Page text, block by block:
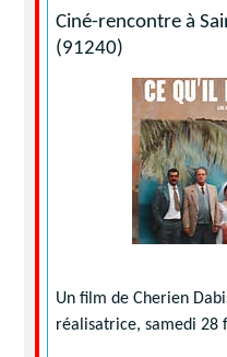
Ciné-rencontre à
(91240)
Un film de Cherien
réalisatrice, samedi 28